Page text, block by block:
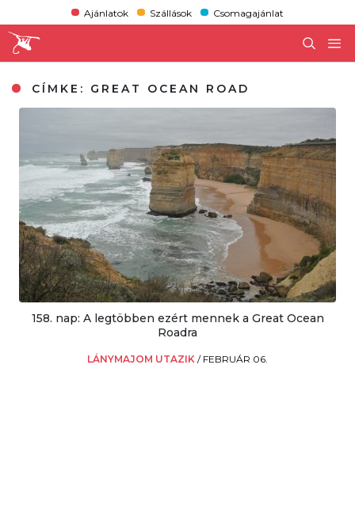
Ajánlatok Szállások Csomagajánlat
CÍMKE: GREAT OCEAN ROAD
158. nap: A legtöbben ezért mennek a Great Ocean
Roadra
LÁNYMAJOM UTAZIK / FEBRUÁR 06.